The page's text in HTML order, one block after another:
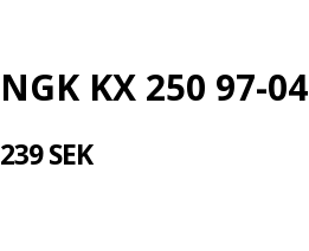
NGK KX 250 97-04
239 SEK